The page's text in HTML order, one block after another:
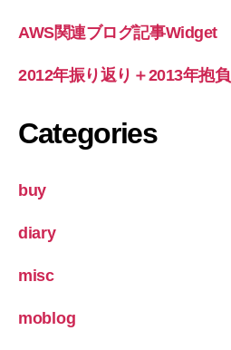
AWS関連ブログ記事Widget
2012年振り返り＋2013年抱負
Categories
buy
diary
misc
moblog